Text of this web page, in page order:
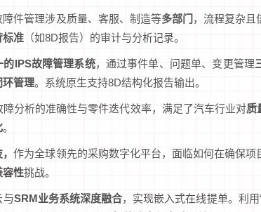
障件管理涉及质量、客服、制造等多部门 ，流程复杂且
标准 （如8D报告）的审计与分析记录。
的IPS故障管理系统，通过事件单、问题单、变更管理
环管理。系统原生支持8D结构化报告输出。
障分析的准确性与零件迭代效率，满足了汽车行业对质
。
，作为全球领先的采购数字化平台，面临如何在确保项
容性挑战。
与SRM业务系统深度融合，实现嵌入式在线提单。利